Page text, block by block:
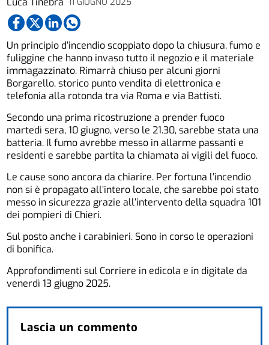
11 GIUGNO 2025
Un principio d’incendio scoppiato dopo la chiusura, fumo e
fuliggine che hanno invaso tutto il negozio e il materiale
immagazzinato. Rimarrà chiuso per alcuni giorni
Borgarello, storico punto vendita di elettronica e
telefonia alla rotonda tra via Roma e via Battisti.
Secondo una prima ricostruzione a prender fuoco
martedì sera, 10 giugno, verso le 21.30, sarebbe stata una
batteria. Il fumo avrebbe messo in allarme passanti e
residenti e sarebbe partita la chiamata ai vigili del fuoco.
Le cause sono ancora da chiarire. Per fortuna l’incendio
non si è propagato all’intero locale, che sarebbe poi stato
messo in sicurezza grazie all’intervento della squadra 101
dei pompieri di Chieri.
Sul posto anche i carabinieri. Sono in corso le operazioni
di bonifica.
Approfondimenti sul Corriere in edicola e in digitale da
venerdì 13 giugno 2025.
Lascia un commento